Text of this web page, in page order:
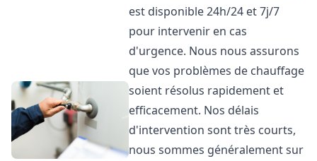
est disponible 24h/24 et 7j/7
pour intervenir en cas
d'urgence. Nous nous assurons
que vos problèmes de chauffage
soient résolus rapidement et
efficacement. Nos délais
d'intervention sont très courts,
nous sommes généralement sur